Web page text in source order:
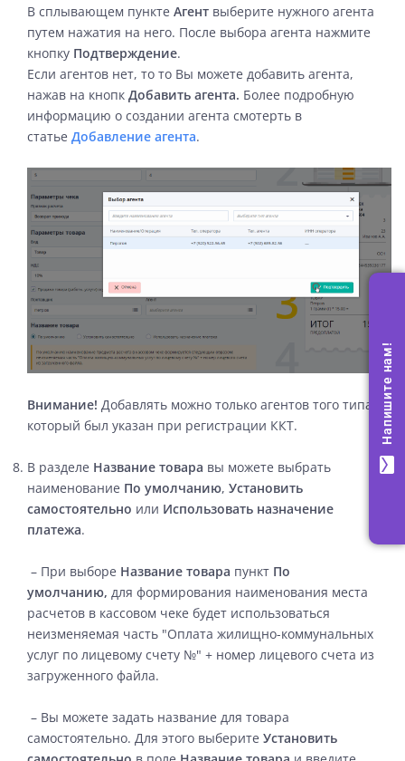
mail
Напишите нам!
В сплывающем пункте Агент выберите нужного агента
путем нажатия на него. После выбора агента нажмите
кнопку Подтверждение.
Если агентов нет, то то Вы можете добавить агента,
нажав на кнопк Добавить агента. Более подробную
информацию о создании агента смотерть в
статье Добавление агента.
Внимание! Добавлять можно только агентов того типа,
который был указан при регистрации ККТ.
В разделе Название товара вы можете выбрать
наименование По умолчанию, Установить
самостоятельно или Использовать назначение
платежа.
– При выборе Название товара пункт По
умолчанию, для формирования наименования места
расчетов в кассовом чеке будет использоваться
неизменяемая часть "Оплата жилищно-коммунальных
услуг по лицевому счету №" + номер лицевого счета из
загруженного файла.
– Вы можете задать название для товара
самостоятельно. Для этого выберите Установить